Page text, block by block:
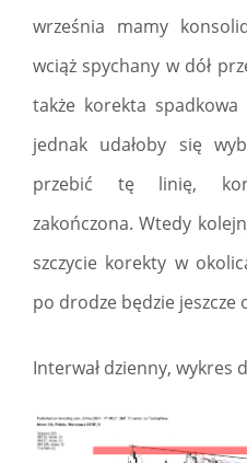
września mamy
wciąż spychany w dół
także korekta
jednak udałoby się
przebić tę linię,
zakończona. Wtedy
szczycie korekty w
po drodze będzie jeszcze
Interwał dzienny, wykres